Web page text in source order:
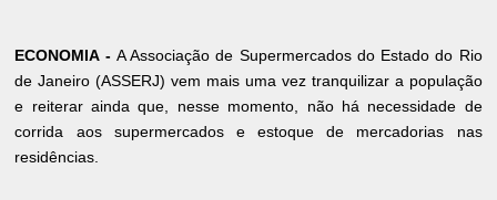
ECONOMIA - A Associação de Supermercados do Estado do Rio
de Janeiro (ASSERJ) vem mais uma vez tranquilizar a população
e reiterar ainda que, nesse momento, não há necessidade de
corrida aos supermercados e estoque de mercadorias nas
residências.